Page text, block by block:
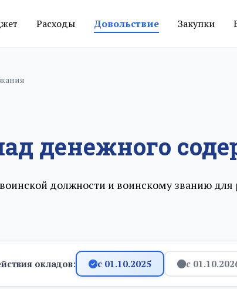
Расходы Довольствие Закупки
денежного
должности и воинскому званию
окладов: с 01.10.2025 с